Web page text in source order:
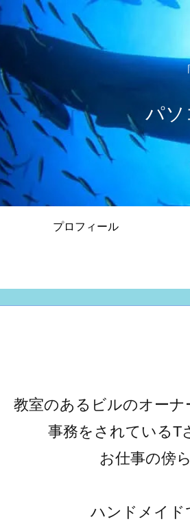
パソ
プロフィール
教室のあるビルのオーナ
事務をされているT
お仕事の傍ら
ハンドメイド